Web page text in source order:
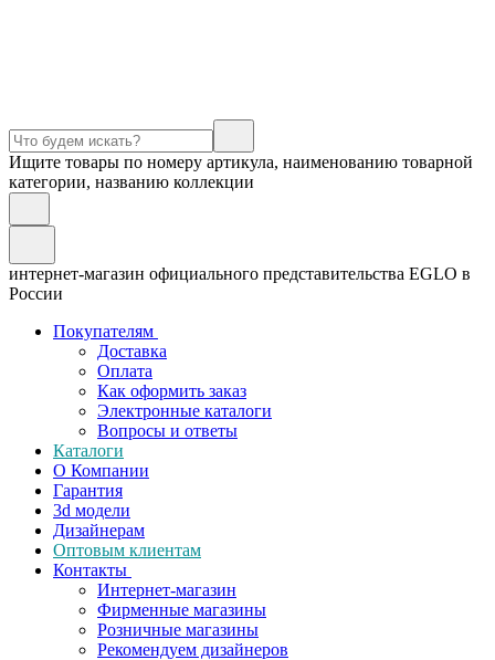
Ищите товары по номеру артикула, наименованию товарной
категории, названию коллекции
интернет-магазин официального представительства EGLO в
России
Покупателям
Доставка
Оплата
Как оформить заказ
Электронные каталоги
Вопросы и ответы
Каталоги
О Компании
Гарантия
3d модели
Дизайнерам
Оптовым клиентам
Контакты
Интернет-магазин
Фирменные магазины
Розничные магазины
Рекомендуем дизайнеров